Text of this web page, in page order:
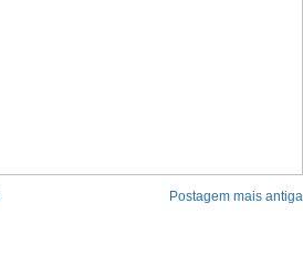
Postagem mais antiga